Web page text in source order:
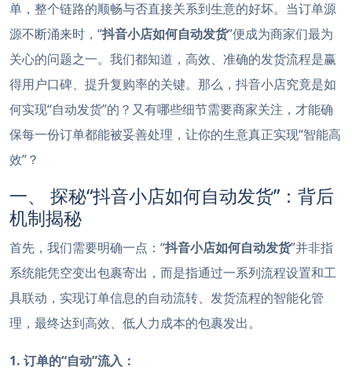
单，整个链路的顺畅与否直接关系到生意的好坏。当订单源
源不断涌来时，“抖音小店如何自动发货”便成为商家们最为
关心的问题之一。我们都知道，高效、准确的发货流程是赢
得用户口碑、提升复购率的关键。那么，抖音小店究竟是如
何实现“自动发货”的？又有哪些细节需要商家关注，才能确
保每一份订单都能被妥善处理，让你的生意真正实现“智能高
效”？
一、 探秘“抖音小店如何自动发货”：背后
机制揭秘
首先，我们需要明确一点：“抖音小店如何自动发货”并非指
系统能凭空变出包裹寄出，而是指通过一系列流程设置和工
具联动，实现订单信息的自动流转、发货流程的智能化管
理，最终达到高效、低人力成本的包裹发出。
1. 订单的“自动”流入：